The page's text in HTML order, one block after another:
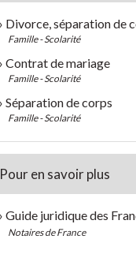
Divorce, séparation de
Famille - Scolarité
Contrat de mariage
Famille - Scolarité
Séparation de corps
Famille - Scolarité
Pour en savoir plus
Guide juridique des
Notaires de France